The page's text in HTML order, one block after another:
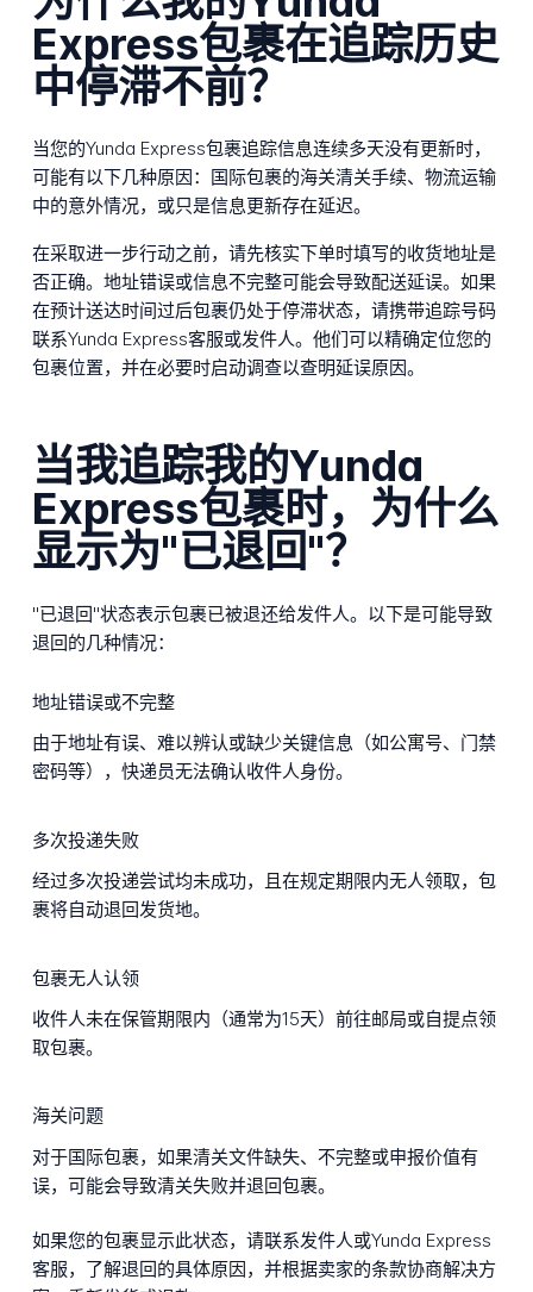
Express包裹在追踪历史
中停滞不前？
当您的Yunda Express包裹追踪信息连续多天没有更新时，
可能有以下几种原因：国际包裹的海关清关手续、物流运输
中的意外情况，或只是信息更新存在延迟。
在采取进一步行动之前，请先核实下单时填写的收货地址是
否正确。地址错误或信息不完整可能会导致配送延误。如果
在预计送达时间过后包裹仍处于停滞状态，请携带追踪号码
联系Yunda Express客服或发件人。他们可以精确定位您的
包裹位置，并在必要时启动调查以查明延误原因。
当我追踪我的Yunda
Express包裹时，为什么
显示为"已退回"？
"已退回"状态表示包裹已被退还给发件人。以下是可能导致
退回的几种情况：
地址错误或不完整
由于地址有误、难以辨认或缺少关键信息（如公寓号、门禁
密码等），快递员无法确认收件人身份。
多次投递失败
经过多次投递尝试均未成功，且在规定期限内无人领取，包
裹将自动退回发货地。
包裹无人认领
收件人未在保管期限内（通常为15天）前往邮局或自提点领
取包裹。
海关问题
对于国际包裹，如果清关文件缺失、不完整或申报价值有
误，可能会导致清关失败并退回包裹。
如果您的包裹显示此状态，请联系发件人或Yunda Express
客服，了解退回的具体原因，并根据卖家的条款协商解决方